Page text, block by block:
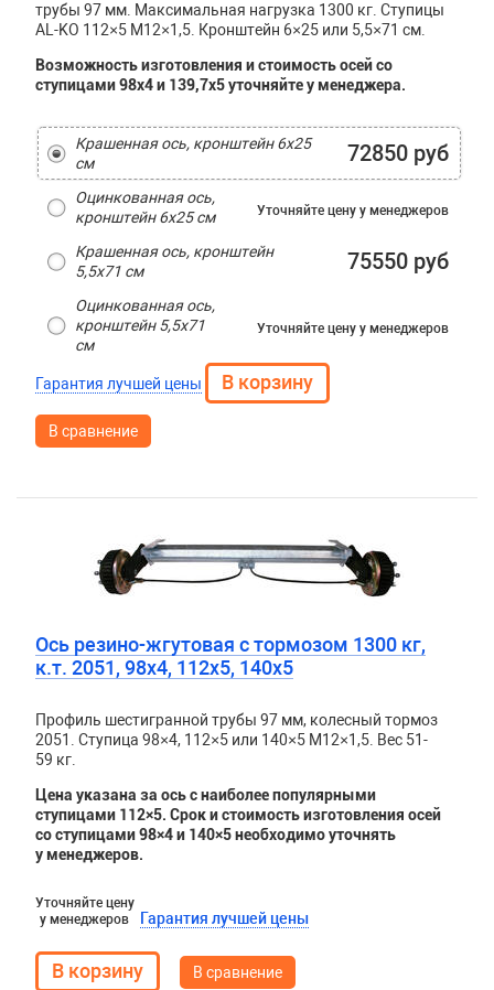
трубы 97 мм. Максимальная нагрузка 1300 кг. Ступицы
AL-KO 112×5 М12×1,5. Кронштейн 6×25 или 5,5×71 см.
Возможность изготовления и стоимость осей со
ступицами 98х4 и 139,7х5 уточняйте у менеджера.
Крашенная ось, кронштейн 6х25
см
72850 руб
Оцинкованная ось,
кронштейн 6х25 см
Уточняйте цену у менеджеров
Крашенная ось, кронштейн
5,5х71 см
75550 руб
Оцинкованная ось,
кронштейн 5,5х71
см
Уточняйте цену у менеджеров
Гарантия лучшей цены
В сравнение
Ось резино-жгутовая с тормозом 1300 кг,
к.т. 2051, 98х4, 112х5, 140х5
Профиль шестигранной трубы 97 мм, колесный тормоз
2051. Ступица 98×4, 112×5 или 140×5 М12×1,5. Вес 51-
59 кг.
Цена указана за ось с наиболее популярными
ступицами 112×5. Срок и стоимость изготовления осей
со ступицами 98×4 и 140×5 необходимо уточнять
у менеджеров.
Уточняйте цену
у менеджеров
Гарантия лучшей цены
В сравнение